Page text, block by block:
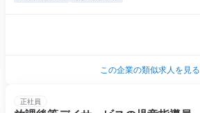
この企業の類似求人を見る
正社員